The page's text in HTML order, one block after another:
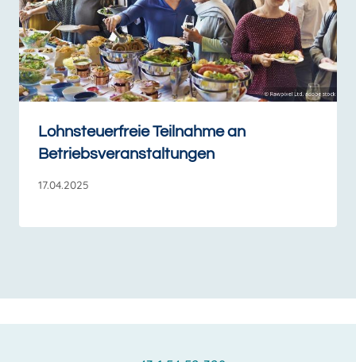
Lohnsteuerfreie Teilnahme an
Betriebsveranstaltungen
17.04.2025